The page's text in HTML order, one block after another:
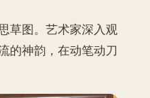
草图。艺术家深入观
的神韵，在动笔动刀